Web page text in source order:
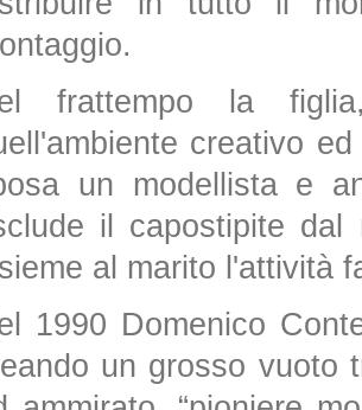
frattempo la
creativo
un modellista e
il capostipite dal
al marito l'attività
1990 Domenico
un grosso vuoto